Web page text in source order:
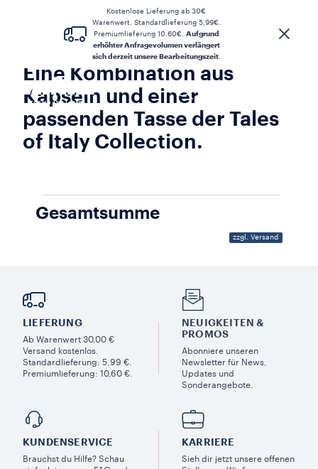
Kostenlose Lieferung ab 30€
Warenwert. Standardlieferung 5,99€.
Premiumlieferung 10,60€. Aufgrund
erhöhter Anfragevolumen verlängert
sich derzeit unsere Bearbeitungszeit.
Eine Kombination aus
Kapseln und einer
passenden Tasse der Tales
of Italy Collection.
Gesamtsumme
zzgl. Versand
LIEFERUNG
Ab Warenwert 30,00 €
Versand kostenlos.
Standardlieferung: 5,99 €.
Premiumlieferung: 10,60 €.
NEUIGKEITEN &
PROMOS​
Abonniere unseren
Newsletter für News,
Updates und
Sonderangebote.
KUNDENSERVICE​
Brauchst du Hilfe? Schau
KARRIERE
Sieh dir jetzt unsere offenen